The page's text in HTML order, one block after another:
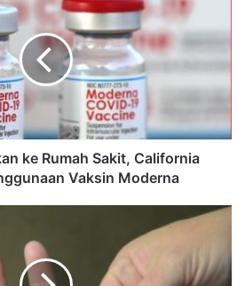
ke Rumah Sakit, California
Vaksin Moderna